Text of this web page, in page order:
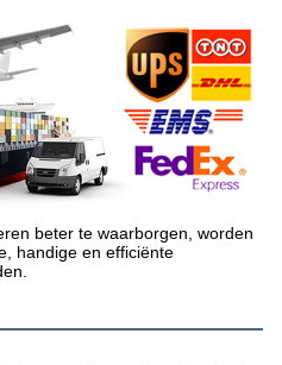
beter te waarborgen, worden
handige en efficiënte